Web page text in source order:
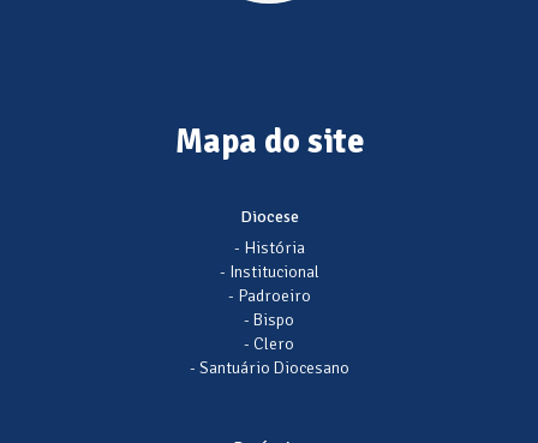
Mapa do site
Diocese
- História
- Institucional
- Padroeiro
- Bispo
- Clero
- Santuário Diocesano